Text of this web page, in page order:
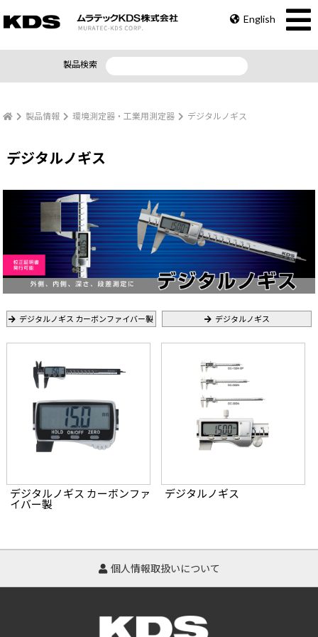
English
製品検索
製品情報 環境測定器・工業用測定器 デジタルノギス
デジタルノギス
デジタルノギス カーボンファイバー製 デジタルノギス
デジタルノギス カーボンファ
イバー製
デジタルノギス
個人情報取扱いについて